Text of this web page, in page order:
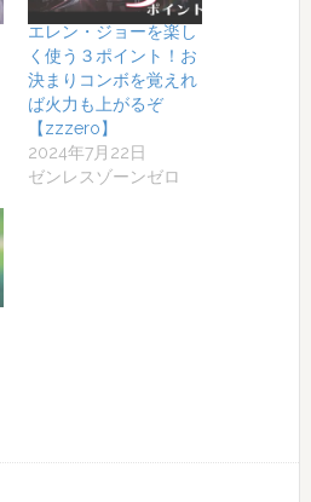
エレン・ジョーを楽し
く使う３ポイント！お
決まりコンボを覚えれ
ば火力も上がるぞ
【zzzero】
2024年7月22日
ゼンレスゾーンゼロ